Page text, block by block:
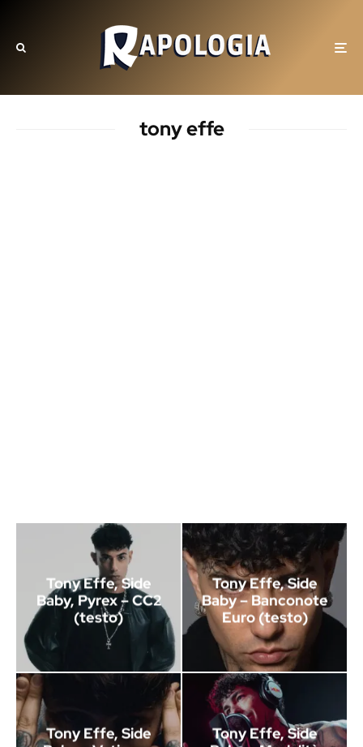
tony effe
Tony Effe, Side
Baby, Pyrex – CC2
(testo)
Tony Effe, Side
Baby – Banconote
Euro (testo)
Tony Effe, Side
Tony Effe, Side